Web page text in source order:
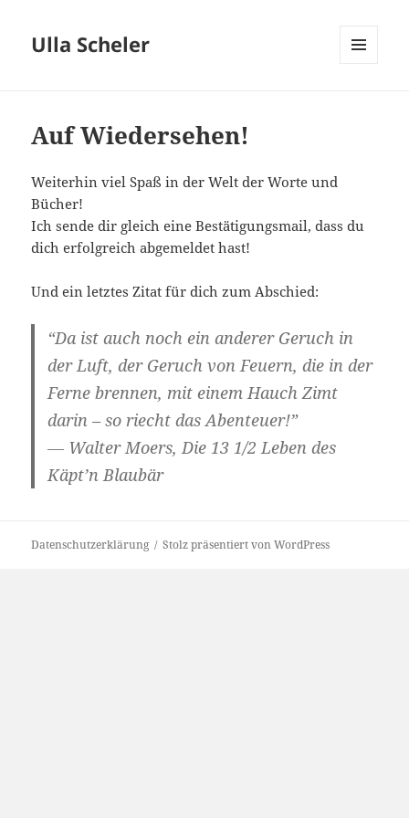
Ulla Scheler
Auf Wiedersehen!
Weiterhin viel Spaß in der Welt der Worte und
Bücher!
Ich sende dir gleich eine Bestätigungsmail, dass du
dich erfolgreich abgemeldet hast!
Und ein letztes Zitat für dich zum Abschied:
“Da ist auch noch ein anderer Geruch in
der Luft, der Geruch von Feuern, die in der
Ferne brennen, mit einem Hauch Zimt
darin – so riecht das Abenteuer!”
― Walter Moers, Die 13 1/2 Leben des
Käpt’n Blaubär
Datenschutzerklärung Stolz präsentiert von WordPress